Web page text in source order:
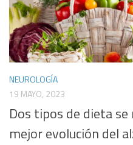
NEUROLOGÍA
19 MAYO, 2023
Dos tipos de dieta
mejor evolución del